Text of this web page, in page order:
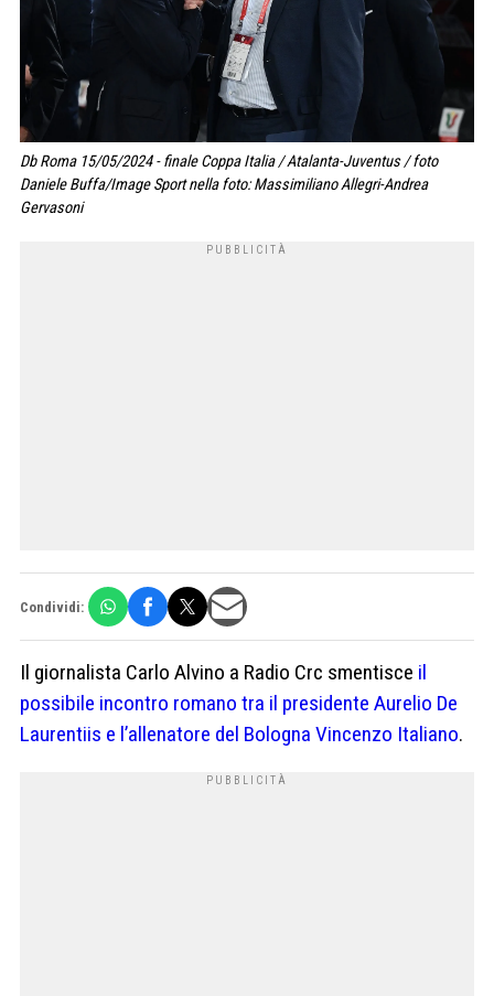
Db Roma 15/05/2024 - finale Coppa Italia / Atalanta-Juventus / foto
Daniele Buffa/Image Sport nella foto: Massimiliano Allegri-Andrea
Gervasoni
Condividi:
Il giornalista Carlo Alvino a Radio Crc smentisce il
possibile incontro romano tra il presidente Aurelio De
Laurentiis e l’allenatore del Bologna Vincenzo Italiano.